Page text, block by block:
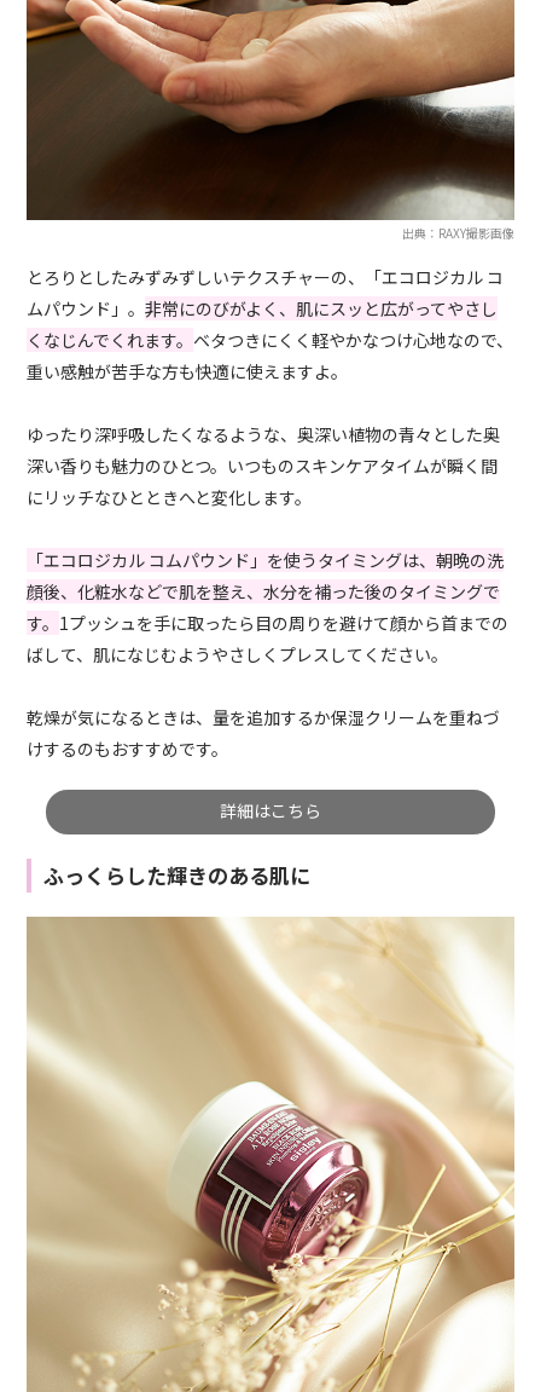
出典：RAXY撮影画像
とろりとしたみずみずしいテクスチャーの、「エコロジカル コ
ムパウンド」。非常にのびがよく、肌にスッと広がってやさし
くなじんでくれます。 ベタつきにくく軽やかなつけ心地なので、
重い感触が苦手な方も快適に使えますよ。
ゆったり深呼吸したくなるような、奥深い植物の青々とした奥
深い香りも魅力のひとつ。いつものスキンケアタイムが瞬く間
にリッチなひとときへと変化します。
「エコロジカル コムパウンド」を使うタイミングは、朝晩の洗
顔後、化粧水などで肌を整え、水分を補った後のタイミングで
す。 1プッシュを手に取ったら目の周りを避けて顔から首までの
ばして、肌になじむようやさしくプレスしてください。
乾燥が気になるときは、量を追加するか保湿クリームを重ねづ
けするのもおすすめです。
詳細はこちら
ふっくらした輝きのある肌に